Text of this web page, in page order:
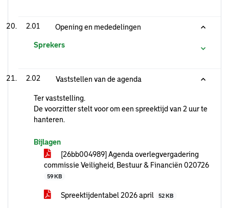
2.01 Opening en mededelingen
Sprekers
2.02 Vaststellen van de agenda
Ter vaststelling.
De voorzitter stelt voor om een spreektijd van 2 uur te
hanteren.
Bijlagen
[26bb004989] Agenda overlegvergadering
commissie Veiligheid, Bestuur & Financiën 020726
59 KB
Spreektijdentabel 2026 april 52 KB